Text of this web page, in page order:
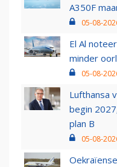
A350F
05-08-
El Al
minder
05-08-
Lufthansa
begin
plan B
05-08-